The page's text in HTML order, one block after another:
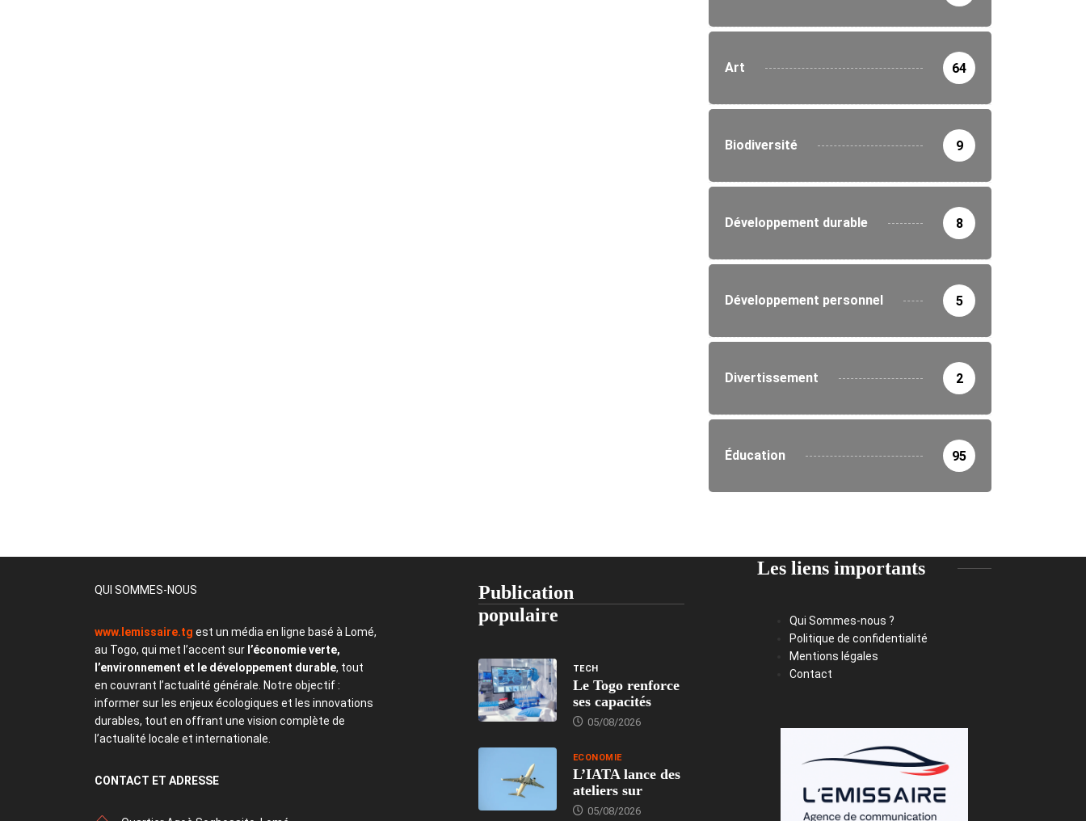
Art 64
Biodiversité 9
Développement durable 8
Développement personnel 5
Divertissement 2
Éducation 95
QUI SOMMES-NOUS
www.lemissaire.tg est un média en ligne basé à Lomé,
au Togo, qui met l’accent sur l’économie verte,
l’environnement et le développement durable, tout
en couvrant l’actualité générale. Notre objectif :
informer sur les enjeux écologiques et les innovations
durables, tout en offrant une vision complète de
l’actualité locale et internationale.
CONTACT ET ADRESSE
Publication
populaire
TECH
Le Togo renforce
ses capacités
05/08/2026
ECONOMIE
L’IATA lance des
ateliers sur
05/08/2026
Les liens importants
Qui Sommes-nous ?
Politique de confidentialité
Mentions légales
Contact